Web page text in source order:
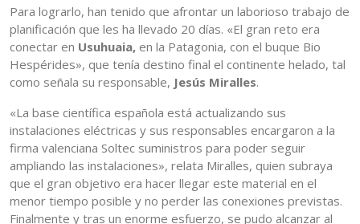
Para lograrlo, han tenido que afrontar un laborioso trabajo de
planificación que les ha llevado 20 días. «El gran reto era
conectar en Usuhuaia, en la Patagonia, con el buque Bio
Hespérides», que tenía destino final el continente helado, tal
como señala su responsable, Jesús Miralles.
«La base científica española está actualizando sus
instalaciones eléctricas y sus responsables encargaron a la
firma valenciana Soltec suministros para poder seguir
ampliando las instalaciones», relata Miralles, quien subraya
que el gran objetivo era hacer llegar este material en el
menor tiempo posible y no perder las conexiones previstas.
Finalmente y tras un enorme esfuerzo, se pudo alcanzar al